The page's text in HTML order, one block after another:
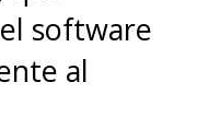
software
al